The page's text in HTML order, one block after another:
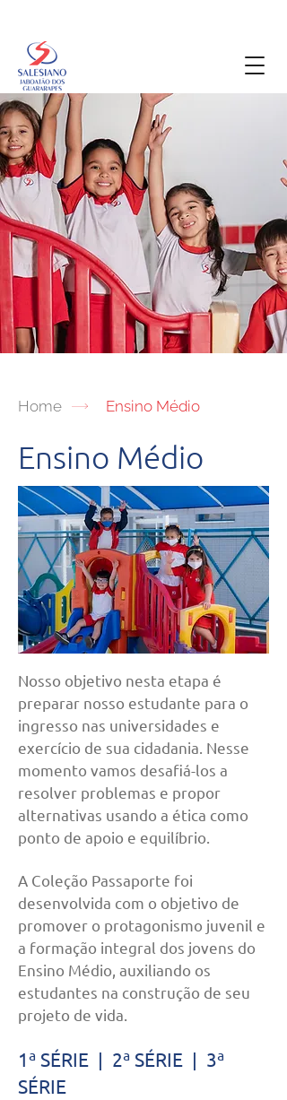
Home Ensino Médio
Ensino Médio
Nosso objetivo nesta etapa é
preparar nosso estudante para o
ingresso nas universidades e
exercício de sua cidadania. Nesse
momento vamos desafiá-los a
resolver problemas e propor
alternativas usando a ética como
ponto de apoio e equilíbrio.
A Coleção Passaporte foi
desenvolvida com o objetivo de
promover o protagonismo juvenil e
a formação integral dos jovens do
Ensino Médio, auxiliando os
estudantes na construção de seu
projeto de vida.
1ª SÉRIE | 2ª SÉRIE | 3ª
SÉRIE